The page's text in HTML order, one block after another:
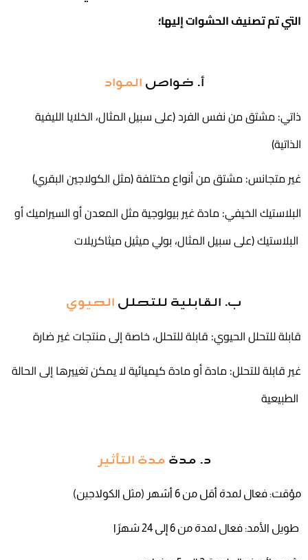
التي تم تصنيف الحشوات إليها؛
أ. خواص المواد
ذاتي: مشتق من نفس الفرد (على سبيل المثال، الخلايا الليفية
الذاتية)
غير متجانس: مشتق من أنواع مختلفة (مثل الكولاجين البقري)
البلاستيك الخيفي: مادة غير بيولوجية مثل المعدن أو السيراميك أو
ب. القابلية للتحلل الحيوي
قابلة للتحلل الحيوي: قابلة للتحلل، خاصة إلى منتجات غير ضارة
غير قابلة للتحلل: مادة أو مادة كيميائية لا يمكن تغييرها إلى الحالة
د. مدة مدة التأثير
مؤقت: فعال لمدة أقل من 6 أشهر (مثل الكولاجين)